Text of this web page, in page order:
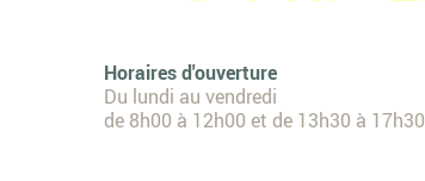
Horaires d'ouverture
Du lundi au vendredi
de 8h00 à 12h00 et de 13h30 à 17h30